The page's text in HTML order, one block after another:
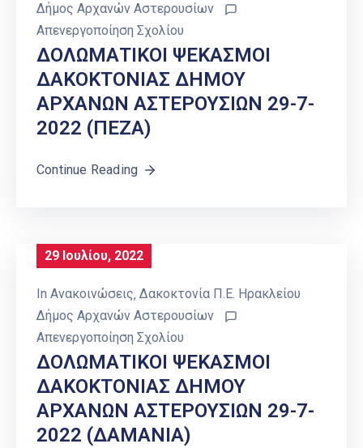
Δήμος Αρχανών Αστερουσίων
Απενεργοποίηση Σχολίου
ΔΟΛΩΜΑΤΙΚΟΙ ΨΕΚΑΣΜΟΙ
ΔΑΚΟΚΤΟΝΙΑΣ ΔΗΜΟΥ
ΑΡΧΑΝΩΝ ΑΣΤΕΡΟΥΣΙΩΝ 29-7-
2022 (ΠΕΖΑ)
Continue Reading
29 Ιουλίου, 2022
In Ανακοινώσεις‚ Δακοκτονία Π.Ε. Ηρακλείου
Δήμος Αρχανών Αστερουσίων
Απενεργοποίηση Σχολίου
ΔΟΛΩΜΑΤΙΚΟΙ ΨΕΚΑΣΜΟΙ
ΔΑΚΟΚΤΟΝΙΑΣ ΔΗΜΟΥ
ΑΡΧΑΝΩΝ ΑΣΤΕΡΟΥΣΙΩΝ 29-7-
2022 (ΔΑΜΑΝΙΑ)